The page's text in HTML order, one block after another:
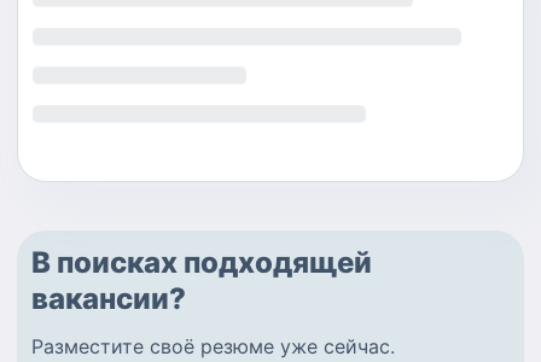
В поисках подходящей
вакансии?
Разместите своё резюме уже сейчас.